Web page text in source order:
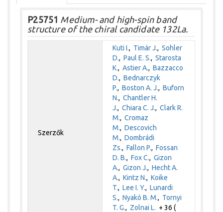
P25751 Medium- and high-spin band
structure of the chiral candidate 132La.
Szerzők
Kuti I., Timár J.,Sohler
D.,Paul E. S.,Starosta
K.,Astier A.,Bazzacco
D.,Bednarczyk
P.,Boston A. J.,Buforn
N.,Chantler H.
J.,Chiara C. J.,Clark R.
M.,Cromaz
M.,Descovich
M.,Dombrádi
Zs.,Fallon P.,Fossan
D. B.,Fox C.,Gizon
A.,Gizon J.,Hecht A.
A.,Kintz N.,Koike
T.,Lee I. Y.,Lunardi
S.,Nyakó B. M., Tornyi
T. G., Zolnai L. + 36 (